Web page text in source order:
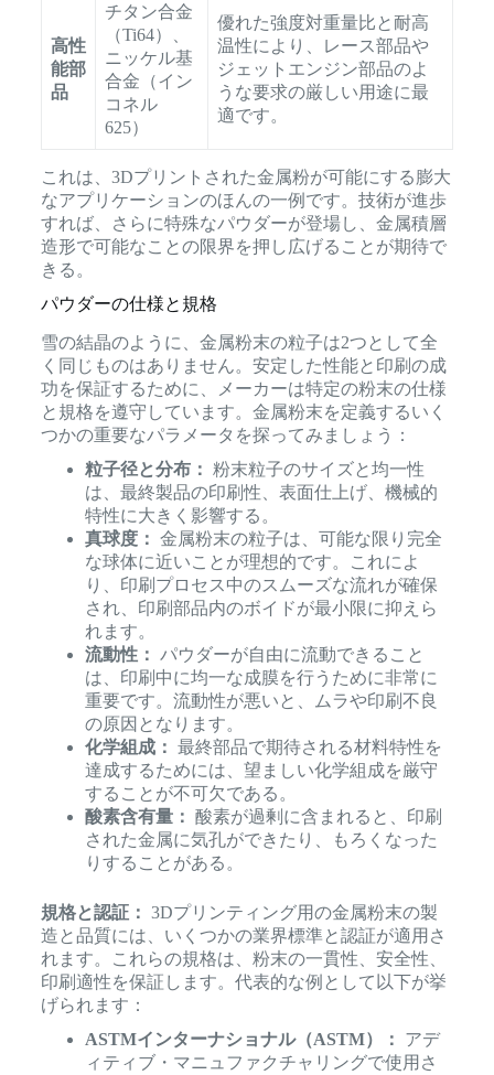
高性
能部
品
チタン合金
（Ti64）、
ニッケル基
合金（イン
コネル
625）
優れた強度対重量比と耐高
温性により、レース部品や
ジェットエンジン部品のよ
うな要求の厳しい用途に最
適です。
これは、3Dプリントされた金属粉が可能にする膨大
なアプリケーションのほんの一例です。技術が進歩
すれば、さらに特殊なパウダーが登場し、金属積層
造形で可能なことの限界を押し広げることが期待で
きる。
パウダーの仕様と規格
雪の結晶のように、金属粉末の粒子は2つとして全
く同じものはありません。安定した性能と印刷の成
功を保証するために、メーカーは特定の粉末の仕様
と規格を遵守しています。金属粉末を定義するいく
つかの重要なパラメータを探ってみましょう：
粒子径と分布： 粉末粒子のサイズと均一性
は、最終製品の印刷性、表面仕上げ、機械的
特性に大きく影響する。
真球度： 金属粉末の粒子は、可能な限り完全
な球体に近いことが理想的です。これによ
り、印刷プロセス中のスムーズな流れが確保
され、印刷部品内のボイドが最小限に抑えら
れます。
流動性： パウダーが自由に流動できること
は、印刷中に均一な成膜を行うために非常に
重要です。流動性が悪いと、ムラや印刷不良
の原因となります。
化学組成： 最終部品で期待される材料特性を
達成するためには、望ましい化学組成を厳守
することが不可欠である。
酸素含有量： 酸素が過剰に含まれると、印刷
された金属に気孔ができたり、もろくなった
りすることがある。
規格と認証： 3Dプリンティング用の金属粉末の製
造と品質には、いくつかの業界標準と認証が適用さ
れます。これらの規格は、粉末の一貫性、安全性、
印刷適性を保証します。代表的な例として以下が挙
げられます：
ASTMインターナショナル（ASTM）：
アデ
ィティブ・マニュファクチャリングで使用さ